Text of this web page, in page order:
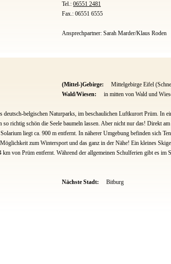
Tel.: 06551 2481
Fax.: 06551 6555
Ansprechpartner: Sarah Marder/Klaus Roden
(Mittel-)Gebirge:
Mittelgebirge Eifel
Wald/Wiesen: in mitten von Wald und
belgischen Naturparks, im beschaulichen Luftkurort Prüm. In
richtig schön die Seele baumeln lassen. Aber nicht nur das! Direkt
liegt ca. 900 m entfernt. In näherer Umgebung befinden sich
zum Wintersport und das ganz in der Nähe! Ein kleines
von Prüm entfernt. Während der allgemeinen Schulferien gibt es
Nächste Stadt: Bitburg